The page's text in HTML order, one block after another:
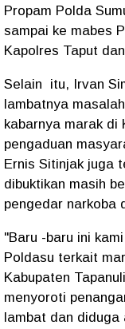
Propam Polda
sampai ke mabes
Kapolres Taput
Selain itu, Irvan
lambatnya
kabarnya marak di
pengaduan
Ernis Sitinjak juga
dibuktikan masih
pengedar narkoba
"Baru -baru ini
Poldasu terkait
Kabupaten
menyoroti
lambat dan